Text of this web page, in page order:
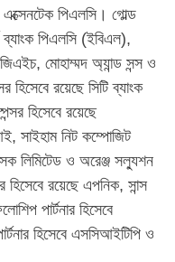
পিএলসি। গোল্ড
ব্যাংক পিএলসি (ইবিএল),
মোহাম্মদ অ্যান্ড সন্স ও
রয়েছে সিটি ব্যাংক
হিসেবে রয়েছে
সাইহাম নিট কম্পোজিট
লিমিটেড ও অরেঞ্জ সল্যুশন
হিসেবে রয়েছে এপনিক, সান্স
পার্টনার হিসেবে
হিসেবে এসসিআইটিপি ও